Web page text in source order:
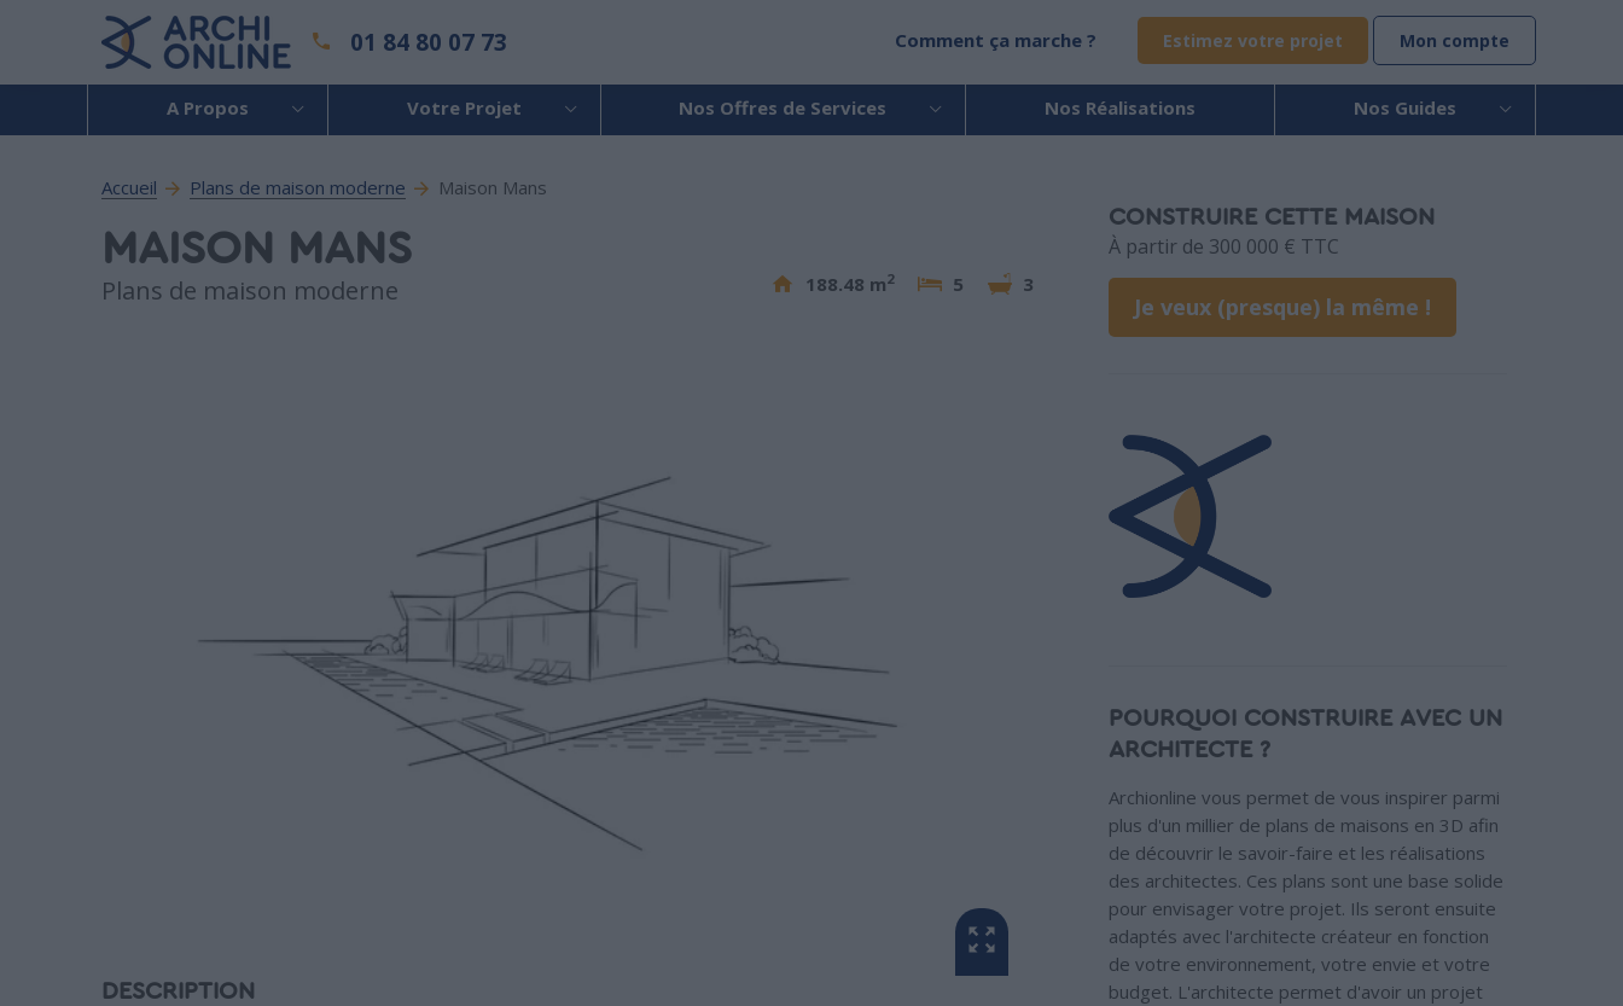
01 84 80 07 73 Comment ça marche ? Estimez votre projet Mon compte
A Propos Votre Projet Nos Offres de Services Nos Réalisations Nos Guides
Accueil Plans de maison moderne Maison Mans
MAISON MANS
Plans de maison moderne 188.48 m2 5 3
DESCRIPTION
CONSTRUIRE CETTE MAISON
À partir de 300 000 € TTC
Je veux (presque) la même !
POURQUOI CONSTRUIRE AVEC UN
ARCHITECTE ?
Archionline vous permet de vous inspirer parmi
plus d'un millier de plans de maisons en 3D afin
de découvrir le savoir-faire et les réalisations
des architectes. Ces plans sont une base solide
pour envisager votre projet. Ils seront ensuite
adaptés avec l'architecte créateur en fonction
de votre environnement, votre envie et votre
budget. L'architecte permet d'avoir un projet